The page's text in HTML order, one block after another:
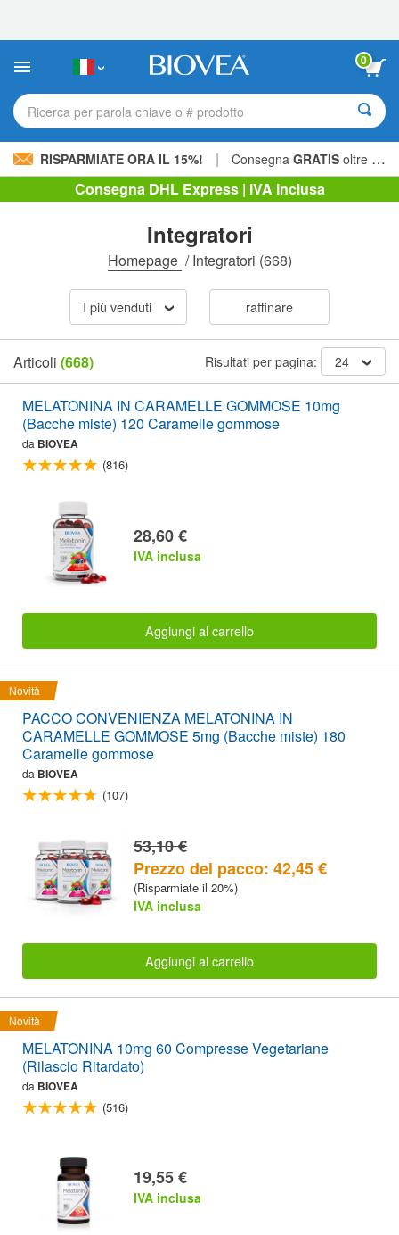
sito
include
sistema
0
Ricerca per parola chiave o # prodotto
RISPARMIATE ORA IL 15%! | Consegna GRATIS oltre 60,00 € »
Consegna DHL Express | IVA inclusa
Integratori
Homepage /Integratori (668)
I più venduti raffinare
Articoli (668) Risultati per pagina: 24
MELATONINA IN CARAMELLE GOMMOSE 10mg
(Bacche miste) 120 Caramelle gommose
da BIOVEA
(816)
28,60 €
IVA inclusa
Aggiungi al carrello
Novità
PACCO CONVENIENZA MELATONINA IN
CARAMELLE GOMMOSE 5mg (Bacche miste) 180
Caramelle gommose
da BIOVEA
(107)
53,10 €
Prezzo del pacco: 42,45 €
(Risparmiate il 20%)
IVA inclusa
Aggiungi al carrello
Novità
MELATONINA 10mg 60 Compresse Vegetariane
(Rilascio Ritardato)
da BIOVEA
(516)
19,55 €
IVA inclusa